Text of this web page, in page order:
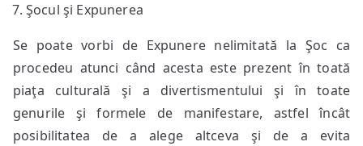
Şocul şi Expunerea
Se poate vorbi de Expunere nelimitată la Şoc ca
procedeu atunci când acesta este prezent în toată
piaţa culturală şi a divertismentului şi în toate
genurile şi formele de manifestare, astfel încât
posibilitatea de a alege altceva şi de a evita